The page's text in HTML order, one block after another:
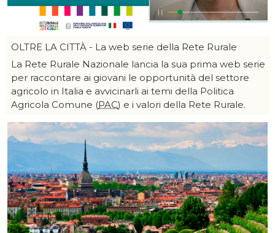
OLTRE LA CITTÀ - La web serie della Rete Rurale
La Rete Rurale Nazionale lancia la sua prima web serie
per raccontare ai giovani le opportunità del settore
agricolo in Italia e avvicinarli ai temi della Politica
Agricola Comune (PAC) e i valori della Rete Rurale.